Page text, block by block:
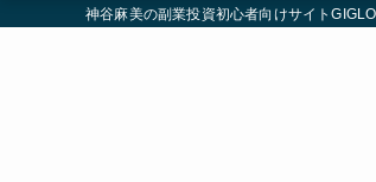
神谷麻美の副業投資初心者向けサイト